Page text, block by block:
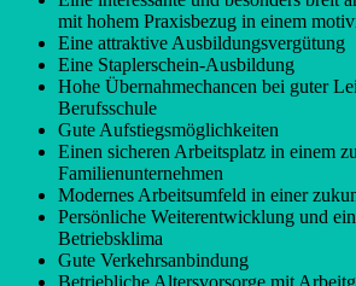
mit hohem Praxisbezug in einem
Eine attraktive Ausbildungsvergütung
Eine Staplerschein-Ausbildung
Hohe Übernahmechancen bei guter
Berufsschule
Gute Aufstiegsmöglichkeiten
Einen sicheren Arbeitsplatz in einem
Familienunternehmen
Modernes Arbeitsumfeld in einer
Persönliche Weiterentwicklung und
Betriebsklima
Gute Verkehrsanbindung
Betriebliche Altersvorsorge mit